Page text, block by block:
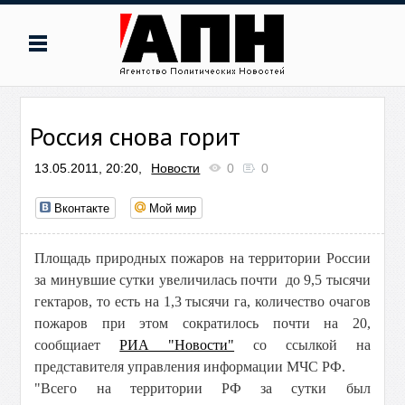
Россия снова горит
13.05.2011, 20:20, Новости 0 0
Вконтакте Мой мир
Площадь природных пожаров на территории России
за минувшие сутки увеличилась почти до 9,5 тысячи
гектаров, то есть на 1,3 тысячи га, количество очагов
пожаров при этом сократилось почти на 20,
сообщиаетРИА "Новости" со ссылкой на
представителя управления информации МЧС РФ.
"Всего на территории РФ за сутки был